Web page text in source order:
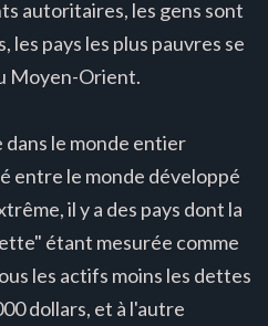
autoritaires, les gens sont
les pays les plus pauvres se
Moyen-Orient.
le monde entier
entre le monde développé
il y a des pays dont la
étant mesurée comme
les actifs moins les dettes
dollars, et à l'autre